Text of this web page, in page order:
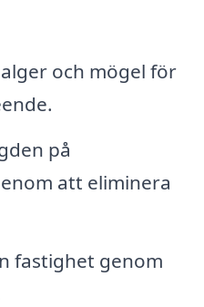
och mögel för
på
att eliminera
fastighet genom